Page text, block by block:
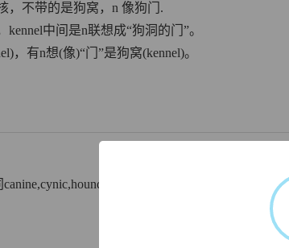
，不带的是狗窝，n 像狗门.
kennel中间是n联想成“狗洞的门”。
，有n想(像)“门”是狗窝(kennel)。